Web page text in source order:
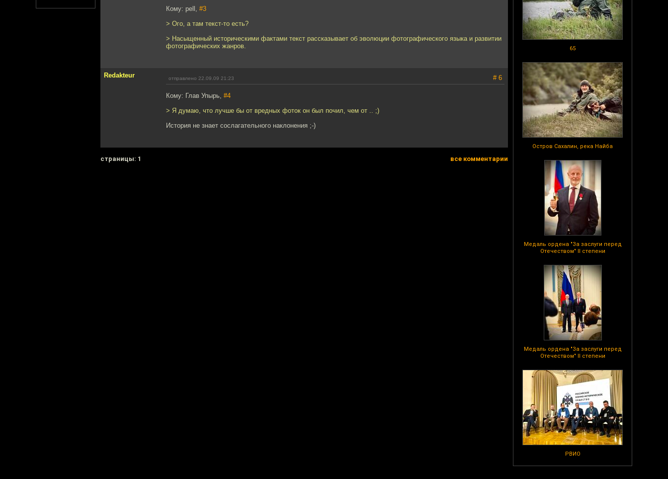
65
Остров Сахалин, река Найба
Медаль ордена "За заслуги перед
Отечеством" II степени
Медаль ордена "За заслуги перед
Отечеством" II степени
РВИО
Кому: pell, #3
> Ого, а там текст-то есть?
> Насыщенный историческими фактами текст рассказывает об эволюции фотографического языка и развитии
фотографических жанров.
Redakteur отправлено 22.09.09 21:23 # 6
Кому: Глав Упырь, #4
> Я думаю, что лучше бы от вредных фоток он был почил, чем от .. ;)
История не знает сослагательного наклонения ;-)
cтраницы: 1 все комментарии